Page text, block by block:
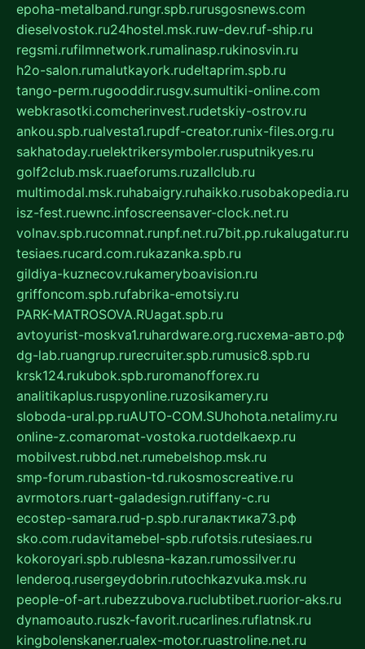
epoha-metalband.rungr.spb.rurusgosnews.com
dieselvostok.ru24hostel.msk.ruw-dev.ruf-ship.ru
regsmi.rufilmnetwork.rumalinasp.rukinosvin.ru
h2o-salon.rumalutkayork.rudeltaprim.spb.ru
tango-perm.rugooddir.rusgv.sumultiki-online.com
webkrasotki.comcherinvest.rudetskiy-ostrov.ru
ankou.spb.rualvesta1.rupdf-creator.runix-files.org.ru
sakhatoday.ruelektrikersymboler.rusputnikyes.ru
golf2club.msk.ruaeforums.ruzallclub.ru
multimodal.msk.ruhabaigry.ruhaikko.rusobakopedia.ru
isz-fest.ruewnc.infoscreensaver-clock.net.ru
volnav.spb.rucomnat.runpf.net.ru7bit.pp.rukalugatur.ru
tesiaes.rucard.com.rukazanka.spb.ru
gildiya-kuznecov.rukameryboavision.ru
griffoncom.spb.rufabrika-emotsiy.ru
PARK-MATROSOVA.RUagat.spb.ru
avtoyurist-moskva1.ruhardware.org.ruсхема-авто.рф
dg-lab.ruangrup.rurecruiter.spb.rumusic8.spb.ru
krsk124.rukubok.spb.ruromanofforex.ru
analitikaplus.ruspyonline.ruzosikamery.ru
sloboda-ural.pp.ruAUTO-COM.SUhohota.netalimy.ru
online-z.comaromat-vostoka.ruotdelkaexp.ru
mobilvest.rubbd.net.rumebelshop.msk.ru
smp-forum.rubastion-td.rukosmoscreative.ru
avrmotors.ruart-galadesign.rutiffany-c.ru
ecostep-samara.rud-p.spb.ruгалактика73.рф
sko.com.rudavitamebel-spb.rufotsis.rutesiaes.ru
kokoroyari.spb.rublesna-kazan.rumossilver.ru
lenderoq.rusergeydobrin.rutochkazvuka.msk.ru
people-of-art.rubezzubova.ruclubtibet.ruorior-aks.ru
dynamoauto.ruszk-favorit.rucarlines.ruflatnsk.ru
kingbolenskaner.rualex-motor.ruastroline.net.ru